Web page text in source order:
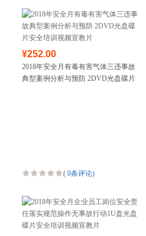
¥252.00
2018年安全月有毒有害气体三违事故
典型案例分析与预防 2DVD光盘碟片
( 0条评论)